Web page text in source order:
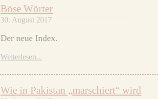
Böse Wörter
30. August 2017
Der neue Index.
Weiterlesen...
Wie in Pakistan „marschiert“ wird